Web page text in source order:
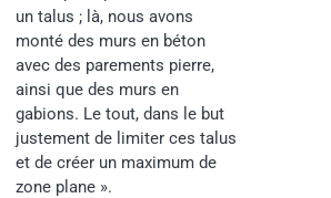
un talus ; là, nous avons
monté des murs en béton
avec des parements pierre,
ainsi que des murs en
gabions. Le tout, dans le but
justement de limiter ces talus
et de créer un maximum de
zone plane ».